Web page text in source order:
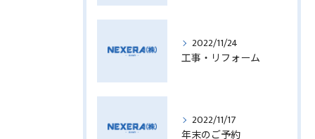
2022/11/24
工事・リフォーム
2022/11/17
年末のご予約